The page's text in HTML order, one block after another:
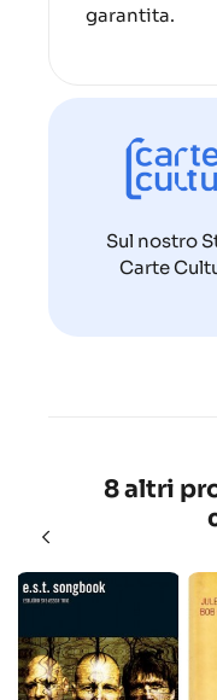
garantita.
Sul nostro
Carte
8 altri